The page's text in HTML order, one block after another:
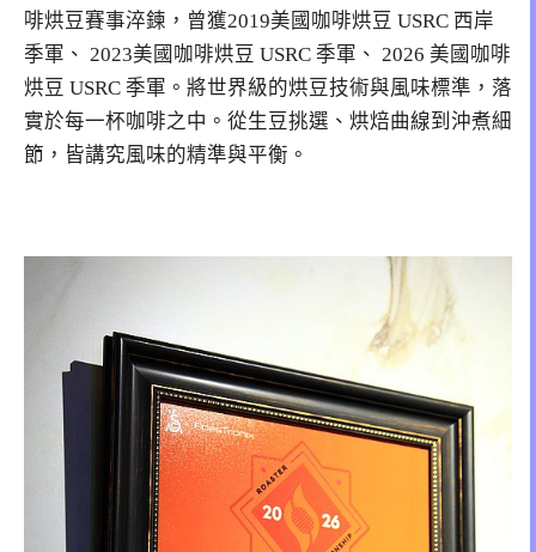
啡烘豆賽事淬鍊，曾獲2019美國咖啡烘豆 USRC 西岸
季軍、 2023美國咖啡烘豆 USRC 季軍、 2026 美國咖啡
烘豆 USRC 季軍。將世界級的烘豆技術與風味標準，落
實於每一杯咖啡之中。從生豆挑選、烘焙曲線到沖煮細
節，皆講究風味的精準與平衡。